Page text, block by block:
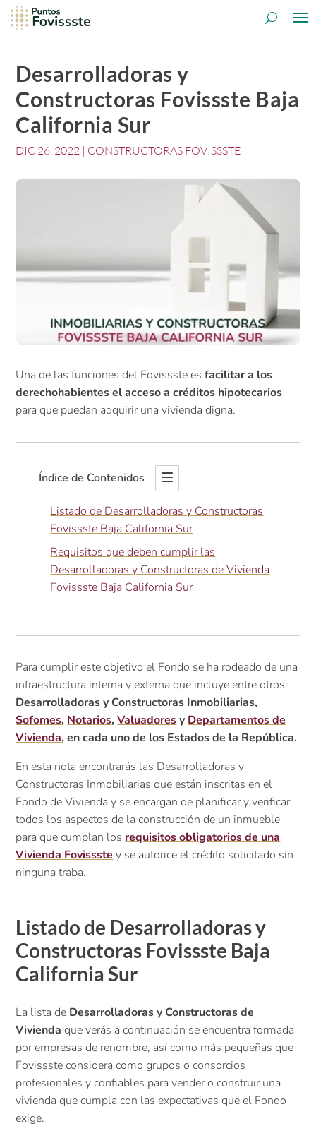
Desarrolladoras y
Constructoras Fovissste Baja
California Sur
DIC 26, 2022 | CONSTRUCTORAS FOVISSSTE
Una de las funciones del Fovissste esfacilitar a los
derechohabientes el acceso a créditos hipotecarios
para que puedan adquirir una vivienda digna.
Índice de Contenidos
Listado de Desarrolladoras y Constructoras
Fovissste Baja California Sur
Requisitos que deben cumplir las
Desarrolladoras y Constructoras de Vivienda
Fovissste Baja California Sur
Para cumplir este objetivo el Fondo se ha rodeado de una
infraestructura interna y externa que incluye entre otros:
Desarrolladoras y Constructoras Inmobiliarias,
Sofomes, Notarios,Valuadoresy Departamentos de
Vivienda, en cada uno de los Estados de la República.
En esta nota encontrarás las Desarrolladoras y
Constructoras Inmobiliarias que están inscritas en el
Fondo de Vivienda y se encargan de planificar y verificar
todos los aspectos de la construcción de un inmueble
para que cumplan los requisitos obligatorios de una
Vivienda Fovissste y se autorice el crédito solicitado sin
ninguna traba.
Listado de Desarrolladoras y
Constructoras Fovissste Baja
California Sur
La lista de Desarrolladoras y Constructoras de
Vivienda que verás a continuación se encuentra formada
por empresas de renombre, así como más pequeñas que
Fovissste considera como grupos o consorcios
profesionales y confiables para vender o construir una
vivienda que cumpla con las expectativas que el Fondo
exige.